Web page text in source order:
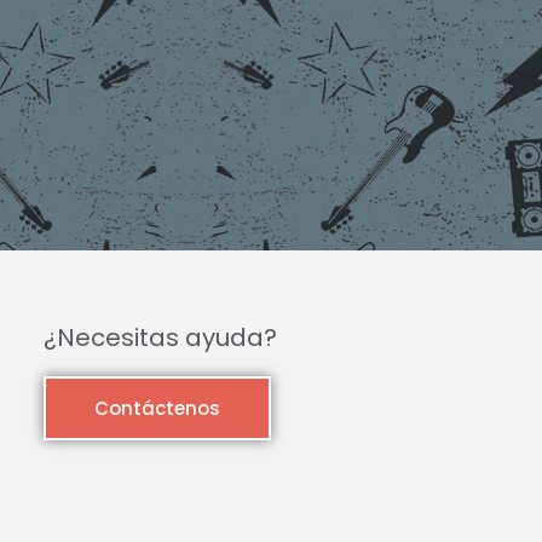
¿Necesitas ayuda?
Contáctenos